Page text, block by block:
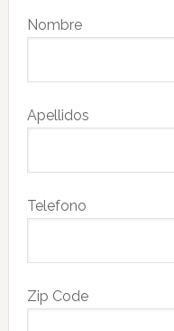
Nombre
Apellidos
Telefono
Zip Code